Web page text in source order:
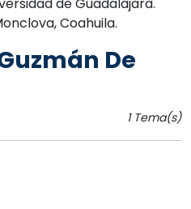
Coahuila.
De
1 Tema(s)